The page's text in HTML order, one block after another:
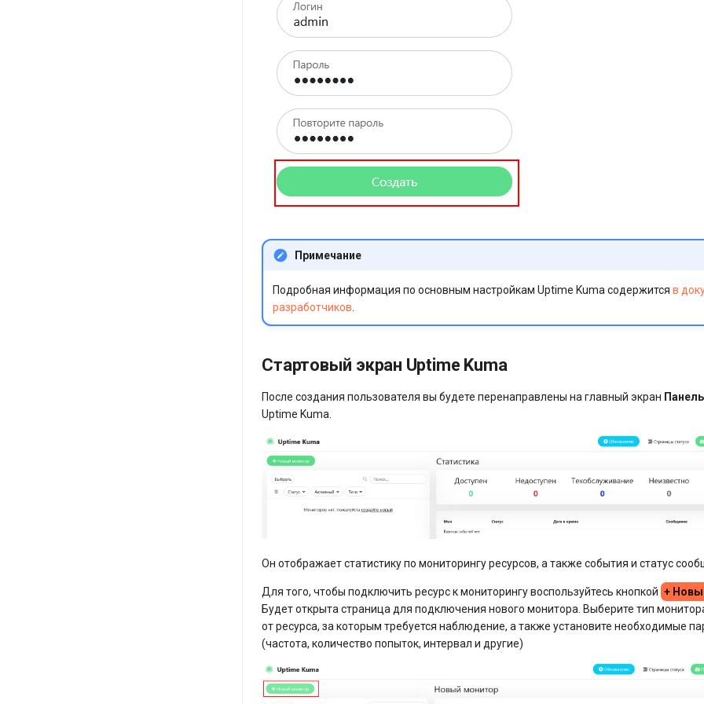
Примечание
Подробная информация по основным настройкам Uptime Kuma содержится в
разработчиков
Стартовый экран Uptime Kuma
После создания пользователя вы будете перенаправлены на главный экран
Uptime Kuma.
Он отображает статистику по мониторингу ресурсов, а также события и статус
Для того, чтобы подключить ресурс к мониторингу воспользуйтесь кнопкой +
Будет открыта страница для подключения нового монитора. Выберите тип
от ресурса, за которым требуется наблюдение, а также установите необходимые
(частота, количество попыток, интервал и другие)